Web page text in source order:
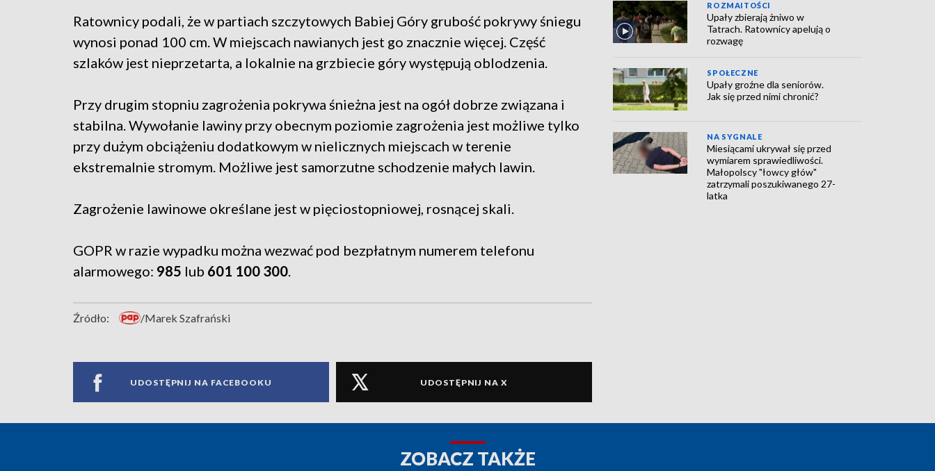
Ratownicy podali, że w partiach szczytowych Babiej Góry grubość pokrywy śniegu
wynosi ponad 100 cm. W miejscach nawianych jest go znacznie więcej. Część
szlaków jest nieprzetarta, a lokalnie na grzbiecie góry występują oblodzenia.
Przy drugim stopniu zagrożenia pokrywa śnieżna jest na ogół dobrze związana i
stabilna. Wywołanie lawiny przy obecnym poziomie zagrożenia jest możliwe tylko
przy dużym obciążeniu dodatkowym w nielicznych miejscach w terenie
ekstremalnie stromym. Możliwe jest samorzutne schodzenie małych lawin.
Zagrożenie lawinowe określane jest w pięciostopniowej, rosnącej skali.
GOPR w razie wypadku można wezwać pod bezpłatnym numerem telefonu
alarmowego: 985 lub 601 100 300.
Źródło: /Marek Szafrański
UDOSTĘPNIJ NA FACEBOOKU UDOSTĘPNIJ NA X
ROZMAITOŚCI
Upały zbierają żniwo w
Tatrach. Ratownicy apelują o
rozwagę
SPOŁECZNE
Upały groźne dla seniorów.
Jak się przed nimi chronić?
NA SYGNALE
Miesiącami ukrywał się przed
wymiarem sprawiedliwości.
Małopolscy "łowcy głów"
zatrzymali poszukiwanego 27-
latka
ZOBACZ TAKŻE